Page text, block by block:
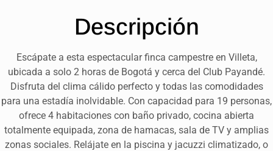
Descripción
Escápate a esta espectacular finca campestre en Villeta,
ubicada a solo 2 horas de Bogotá y cerca del Club Payandé.
Disfruta del clima cálido perfecto y todas las comodidades
para una estadía inolvidable. Con capacidad para 19 personas,
ofrece 4 habitaciones con baño privado, cocina abierta
totalmente equipada, zona de hamacas, sala de TV y amplias
zonas sociales. Relájate en la piscina y jacuzzi climatizado, o